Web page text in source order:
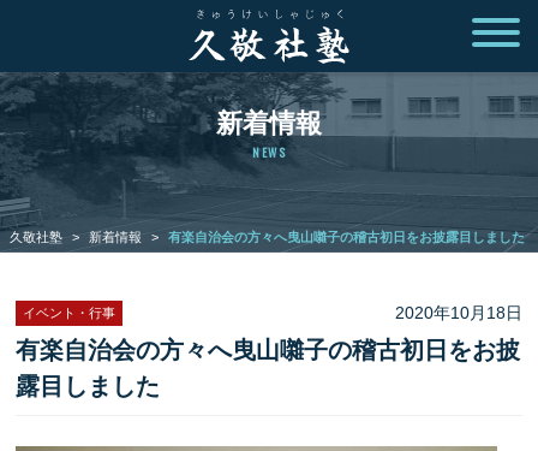
新着情報
NEWS
久敬社塾 > 新着情報 > 有楽自治会の方々へ曳山囃子の稽古初日をお披露目しました
イベント・行事 2020年10月18日
有楽自治会の方々へ曳山囃子の稽古初日をお披
露目しました